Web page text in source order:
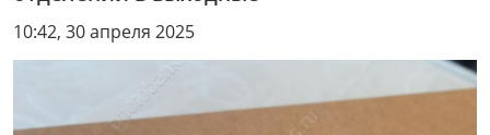
10:42, 30 апреля 2025